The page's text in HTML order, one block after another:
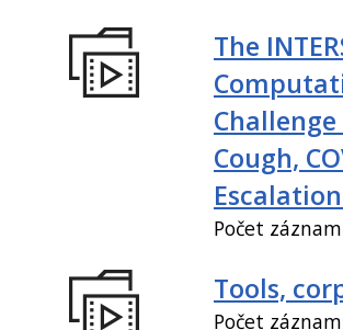
The
Challenge
Cough,
Počet
Tools,
Počet